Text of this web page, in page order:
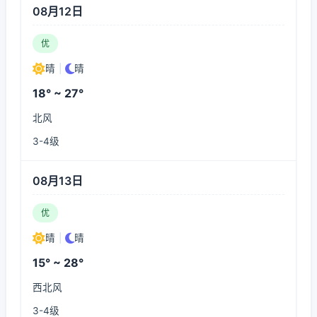
08月12日
优
晴 晴
18° ~ 27°
北风
3-4级
08月13日
优
晴 晴
15° ~ 28°
西北风
3-4级